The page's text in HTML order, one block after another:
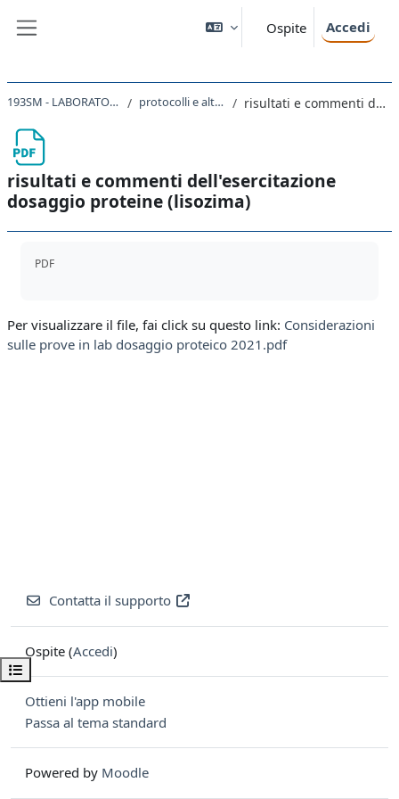
Ospite Accedi
Apri indice del corso
193SM - LABORATORIO DI CHIMICA E BIOCHIMICA 2020 protocolli e altro materiale per le esercitazioni risultati e commenti dell'esercitazione dosaggio proteine (lisozima)
risultati e commenti dell'esercitazione
dosaggio proteine (lisozima)
PDF
Per visualizzare il file, fai click su questo link: Considerazioni
sulle prove in lab dosaggio proteico 2021.pdf
Contatta il supporto
Ospite (Accedi)
Ottieni l'app mobile
Passa al tema standard
Powered by Moodle